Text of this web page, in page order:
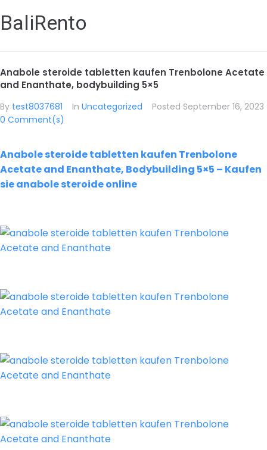
BaliRento
Anabole steroide tabletten kaufen Trenbolone Acetate
and Enanthate, bodybuilding 5×5
By test8037681 In Uncategorized Posted September 16, 2023
0 Comment(s)
Anabole steroide tabletten kaufen Trenbolone
Acetate and Enanthate, Bodybuilding 5×5 – Kaufen
sie anabole steroide online